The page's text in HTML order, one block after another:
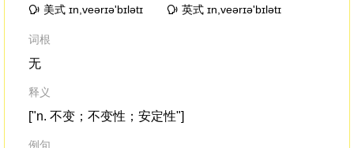
美式 ɪn,veərɪə'bɪlətɪ 英式 ɪn,veərɪə'bɪlətɪ
词根
无
释义
["n. 不变；不变性；安定性"]
例句